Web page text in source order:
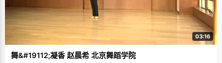
03:16
舞&#19112;凝香 赵晨希 北京舞蹈学院